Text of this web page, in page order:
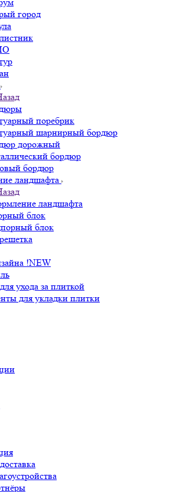
город
поребрик
шарнирный бордюр
дорожный
бордюр
бордюр
ландшафта
ландшафта
блок
блок
!NEW
ухода за плиткой
для укладки плитки